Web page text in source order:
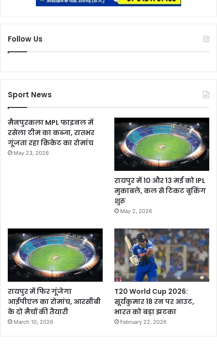
Follow Us
Sport News
मैनपुरकला MPL फाइनल में
रसेला टीम का कब्जा, रातभर
गूंजता रहा क्रिकेट का रोमांच
May 23, 2026
रायपुर में 10 और 13 मई को IPL
मुकाबले, कल से टिकट बुकिंग
शुरू
May 2, 2026
रायपुर में फिर गूंजेगा
आईपीएल का रोमांच, आरसीबी
के दो मैचों की तैयारी
March 10, 2026
T20 World Cup 2026:
सूर्यकुमार 18 रन पर आउट,
भारत को बड़ा झटका
February 22, 2026